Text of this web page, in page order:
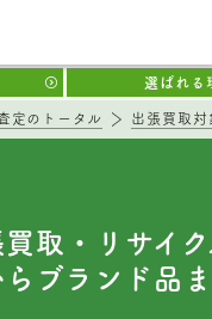
選ばれる
定のトータル 出張買取対
取・リサイク
ブランド品